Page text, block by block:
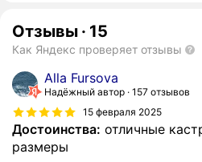
Отзывы · 15
Как Яндекс проверяет отзывы
Alla Fursova
Надёжный автор 157 отзывов
15 февраля 2025
Достоинства: отличные
размеры